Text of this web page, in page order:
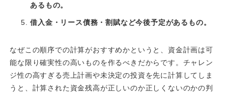
あるもの。
借入金・リース債務・割賦など今後予定があるもの。
なぜこの順序での計算がおすすめかというと、資金計画は可
能な限り確実性の高いものを作るべきだからです。チャレン
ジ性の高すぎる売上計画や未決定の投資を先に計算してしま
うと、計算された資金残高が正しいのか正しくないのかの判